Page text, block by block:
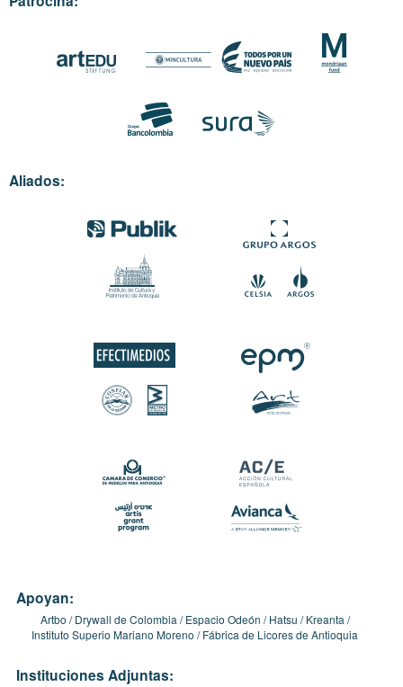
Aliados:
Apoyan:
Artbo Drywall de Colombia Espacio Odeón Hatsu
Kreanta
Instituto Superio Mariano Moreno
Fábrica de Licores de Antioquia
Instituciones Adjuntas: